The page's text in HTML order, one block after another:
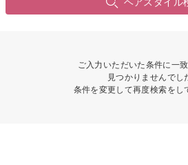
ご入力いただいた条件に一
見つかりませんでし
条件を変更して再度検索をし